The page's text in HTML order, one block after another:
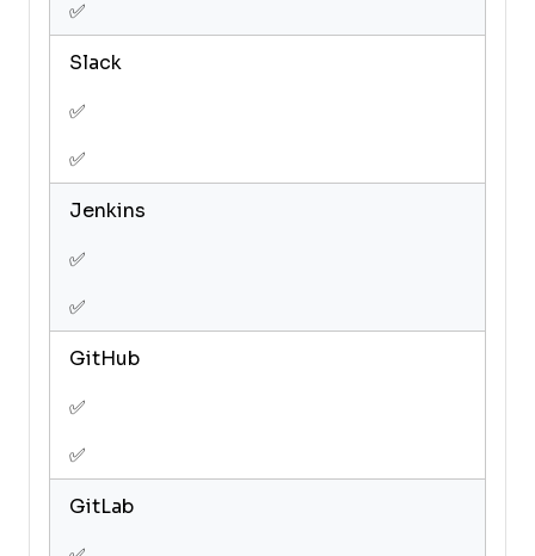
✅
Slack
✅
✅
Jenkins
✅
✅
GitHub
✅
✅
GitLab